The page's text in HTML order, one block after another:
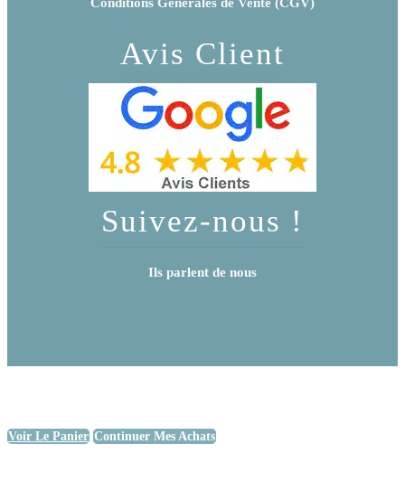
Conditions Générales de Vente (CGV)
Avis Client
Suivez-nous !
Ils parlent de nous
Voir Le Panier Continuer Mes Achats